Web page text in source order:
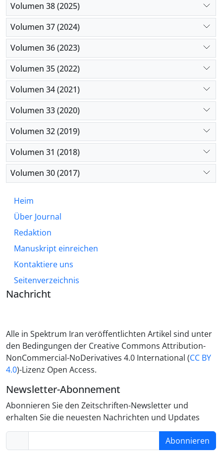
Volumen 38 (2025)
Volumen 37 (2024)
Volumen 36 (2023)
Volumen 35 (2022)
Volumen 34 (2021)
Volumen 33 (2020)
Volumen 32 (2019)
Volumen 31 (2018)
Volumen 30 (2017)
Heim
Über Journal
Redaktion
Manuskript einreichen
Kontaktiere uns
Seitenverzeichnis
Nachricht
Alle in Spektrum Iran veröffentlichten Artikel sind unter
den Bedingungen der Creative Commons Attribution-
NonCommercial-NoDerivatives 4.0 International (CC BY
4.0)-Lizenz Open Access.
Newsletter-Abonnement
Abonnieren Sie den Zeitschriften-Newsletter und
erhalten Sie die neuesten Nachrichten und Updates
Abonnieren